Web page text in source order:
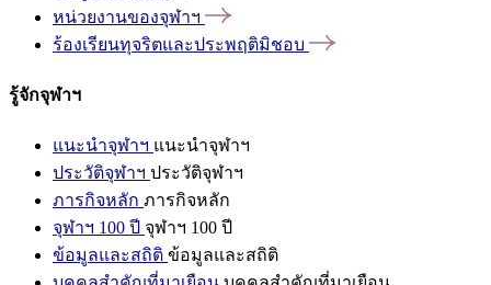
หน่วยงานของจุฬาฯ
ร้องเรียนทุจริตและประพฤติมิชอบ
รู้จักจุฬาฯ
แนะนำจุฬาฯ แนะนำจุฬาฯ
ประวัติจุฬาฯ ประวัติจุฬาฯ
ภารกิจหลัก ภารกิจหลัก
จุฬาฯ 100 ปี จุฬาฯ 100 ปี
ข้อมูลและสถิติ ข้อมูลและสถิติ